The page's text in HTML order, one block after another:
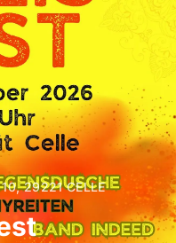
29221 CELLE